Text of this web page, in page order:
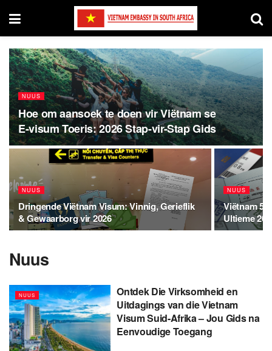
NUUS
Hoe om aansoek te doen vir Viëtnam se
E-visum Toeris: 2026 Stap-vir-Stap Gids
NUUS
Dringende Viëtnam Visum: Vinnig, Gerieflik
& Gewaarborg vir 2026
NUUS
Viëtnam 5-
Ultieme
Nuus
NUUS
Ontdek Die Virksomheid en
Uitdagings van die Vietnam
Visum Suid-Afrika – Jou Gids na
Eenvoudige Toegang